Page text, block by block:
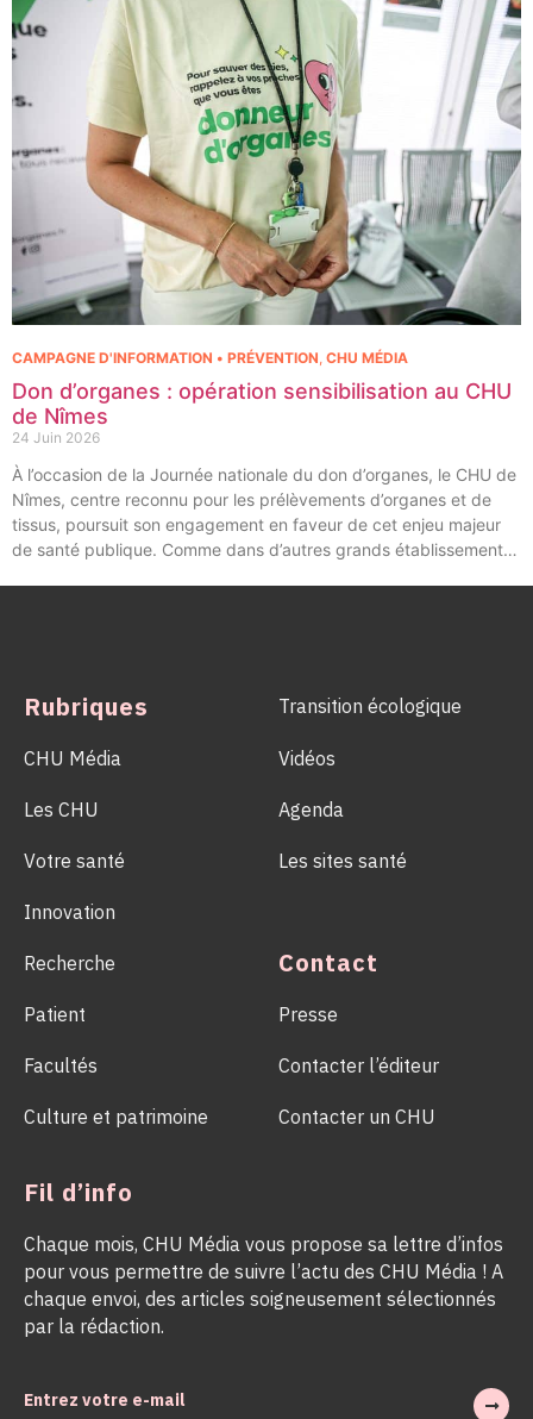
pôle régional de cancérologie.
Don d’organes : opération sensibilisation au CHU
de Nîmes
24 Juin 2026
CAMPAGNE D'INFORMATION • PRÉVENTION, CHU MÉDIA
À l’occasion de la Journée nationale du don d’organes, le CHU de
Nîmes, centre reconnu pour les prélèvements d’organes et de
tissus, poursuit son engagement en faveur de cet enjeu majeur
de santé publique. Comme dans d’autres grands établissements
Rubriques
CHU Média
Les CHU
Votre santé
Innovation
Recherche
Patient
Facultés
Culture et patrimoine
Transition écologique
Vidéos
Agenda
Les sites santé
Contact
Presse
Contacter l’éditeur
Contacter un CHU
Fil d’info
Chaque mois, CHU Média vous propose sa lettre d’infos
pour vous permettre de suivre l’actu des CHU Média ! A
chaque envoi, des articles soigneusement sélectionnés
par la rédaction.